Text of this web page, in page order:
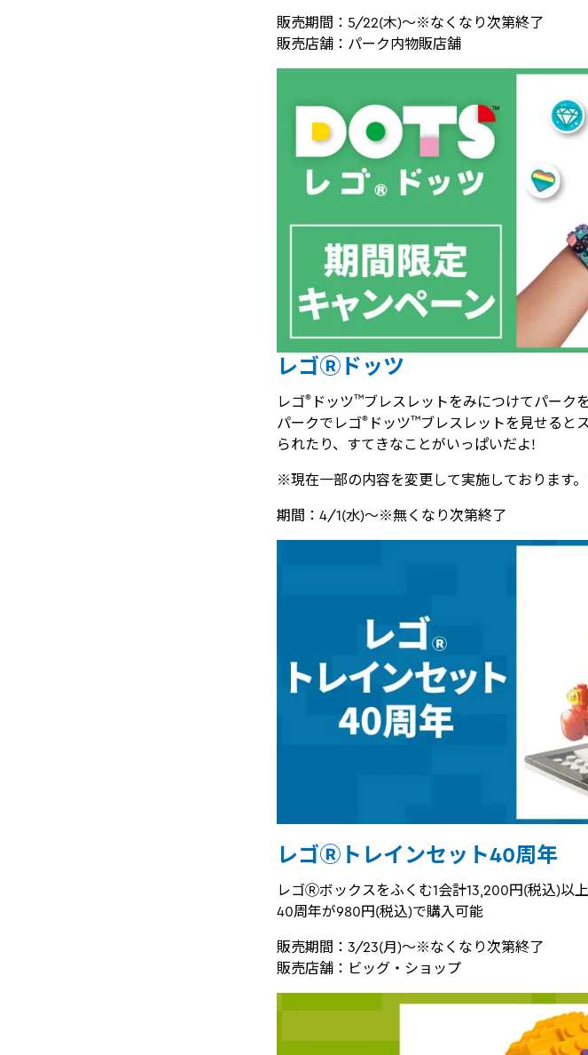
販売期間：5/22(木)～※なくなり次第終了
販売店舗：パーク内物販店舗
レゴⓇドッツ
レゴ® ドッツ™ブレスレットをみにつけてパーク
パークでレゴ® ドッツ™ブレスレットを見せると
られたり、すてきなことがいっぱいだよ!
※現在一部の内容を変更して実施しております。
期間：4/1(水)～※無くなり次第終了
レゴⓇトレインセット40周年
レゴⓇボックスをふくむ1会計13,200円(税込)以
40周年が980円(税込)で購入可能
販売期間：3/23(月)～※なくなり次第終了
販売店舗：ビッグ・ショップ